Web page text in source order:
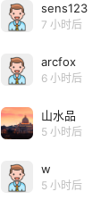
sens123
7 小时后
arcfox
6 小时后
山水品
5 小时后
w
5 小时后